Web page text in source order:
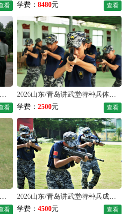
看
学费：8480元 查看
看
学费：2500元 查看
2026山东/青岛"钢铁意志挑战"夏令营（28天）
看
2026山东/青岛讲武堂特种兵成长夏令营（14天）
学费：4500元 查看